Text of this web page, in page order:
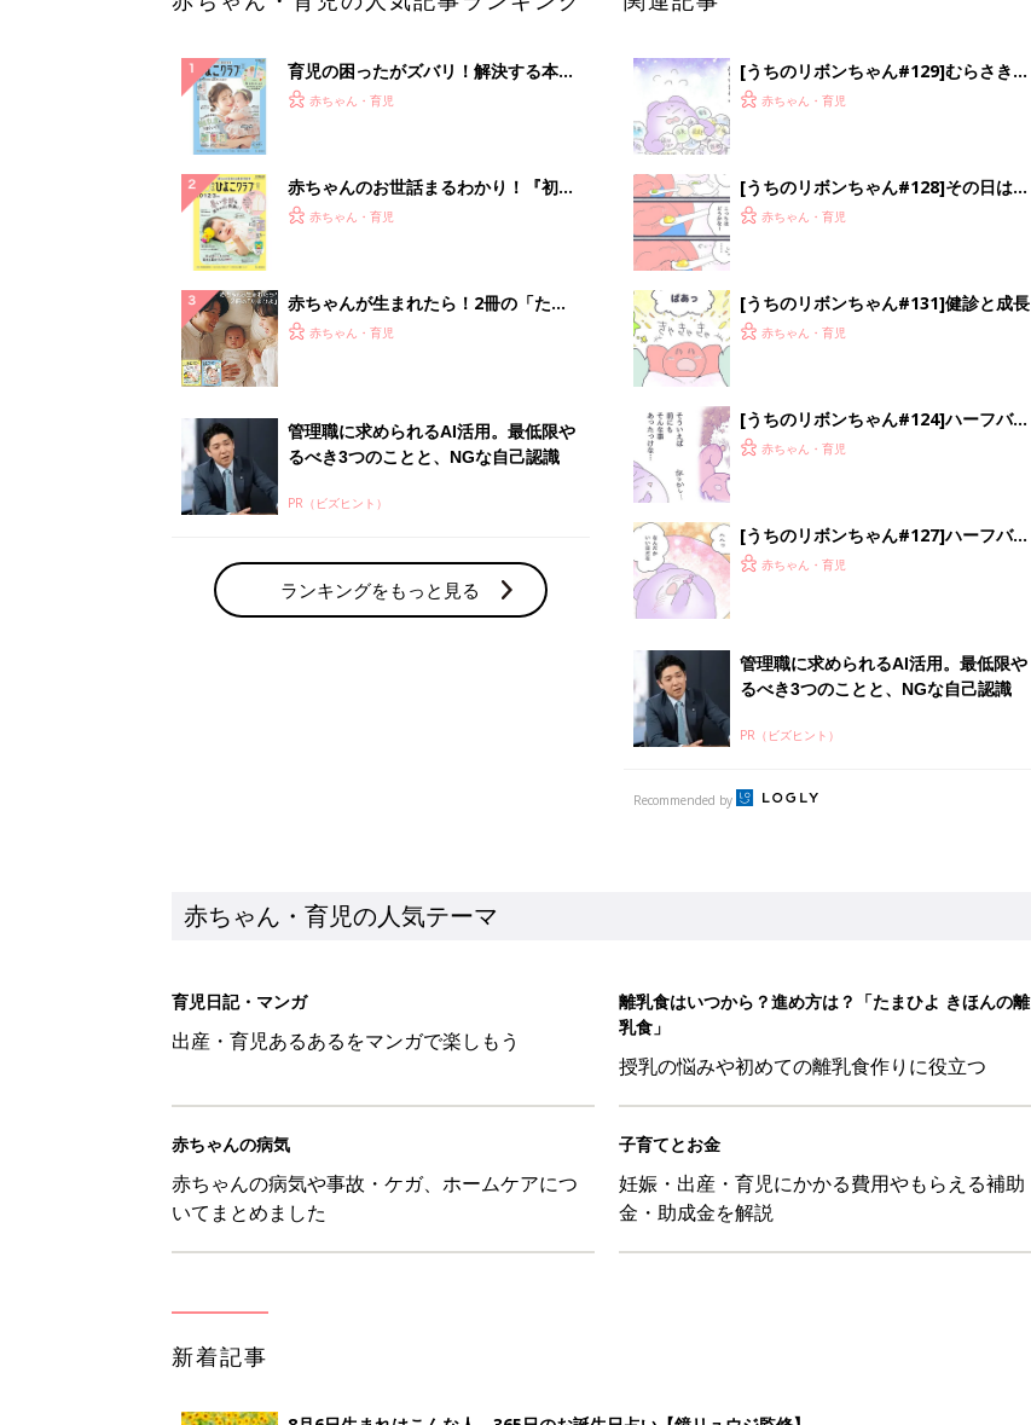
育児の困ったがズバリ！解決する本
『ひよこクラブ 夏号』 4カ月～2才
赤ちゃん・育児
赤ちゃんのお世話まるわかり！『初め
てのひよこクラブ 夏号』〈巻頭大特
赤ちゃん・育児
赤ちゃんが生まれたら！2冊の「たま
ひよ」
赤ちゃん・育児
管理職に求められるAI活用。最低限や
るべき3つのことと、NGな自己認識
PR（ビズヒント）
ランキングをもっと見る
[うちのリボンちゃん#129]むらさき大
作戦赤ちゃん・育児
[うちのリボンちゃん#128]その日は突
然に赤ちゃん・育児
[うちのリボンちゃん#131]健診と成長
赤ちゃん・育児
[うちのリボンちゃん#124]ハーフバー
スデー！（中編）２
赤ちゃん・育児
[うちのリボンちゃん#127]ハーフバー
スデー！（完）
赤ちゃん・育児
管理職に求められるAI活用。最低限や
るべき3つのことと、NGな自己認識
PR（ビズヒント）
Recommended by
赤ちゃん・育児の人気テーマ
育児日記・マンガ
出産・育児あるあるをマンガで楽しもう
離乳食はいつから？進め方は？「たまひよ きほんの離
乳食」
授乳の悩みや初めての離乳食作りに役立つ
赤ちゃんの病気
赤ちゃんの病気や事故・ケガ、ホームケアにつ
いてまとめました
子育てとお金
妊娠・出産・育児にかかる費用やもらえる補助
金・助成金を解説
新着記事